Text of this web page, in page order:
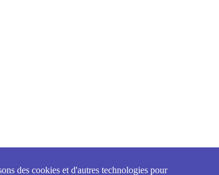
des cookies et d'autres technologies pour